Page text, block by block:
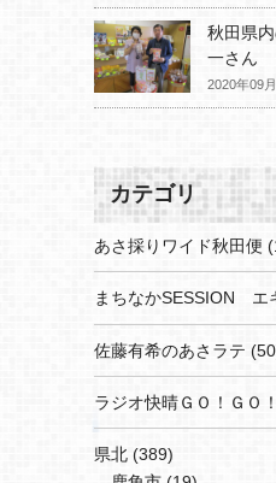
秋田県
一さん
2020年09
カテゴリ
あさ採りワイド秋田便
まちなかSESSION エ
佐藤有希のあさラテ
ラジオ快晴ＧＯ！ＧＯ
県北 (389)